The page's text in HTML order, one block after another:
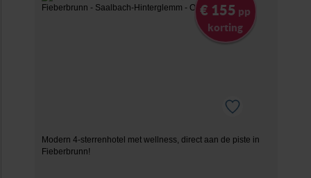
€ 155 pp
korting
Modern 4-sterrenhotel met wellness, direct aan de piste in
Fieberbrunn!